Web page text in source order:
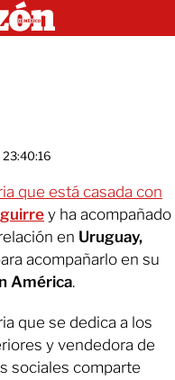
que está casada con
y ha acompañado
en Uruguay,
acompañarlo en su
América.
que se dedica a los
y vendedora de
sociales comparte